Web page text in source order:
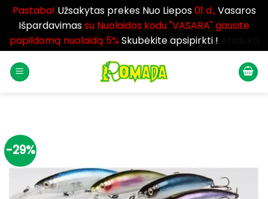
Pastaba! Užsakytas prekes Nuo Liepos01 d.,Vasaros
Išpardavimassu Nuolaidos kodu "VASARA" gausite
papildomą nuolaidą 5%Skubėkite apsipirkti !
-29%